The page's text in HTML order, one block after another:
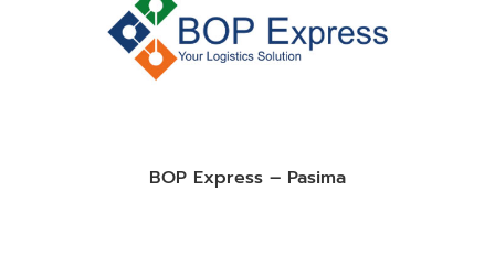
BOP Express – Pasima